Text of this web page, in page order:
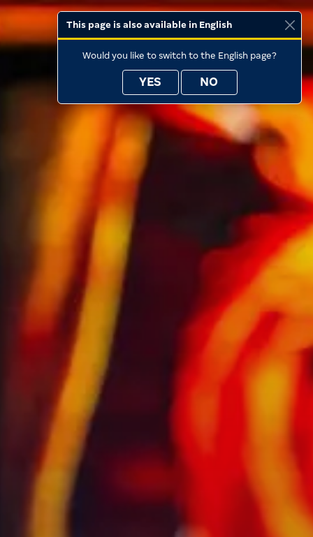
This page is also available in English
Would you like to switch to the English page?
YES NO